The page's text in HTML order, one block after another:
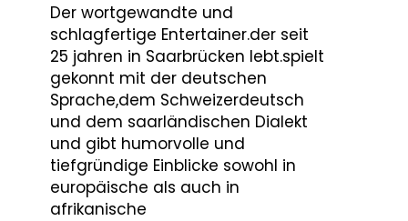
Der wortgewandte und
schlagfertige Entertainer.der seit
25 jahren in Saarbrücken lebt.spielt
gekonnt mit der deutschen
Sprache,dem Schweizerdeutsch
und dem saarländischen Dialekt
und gibt humorvolle und
tiefgründige Einblicke sowohl in
europäische als auch in
afrikanische